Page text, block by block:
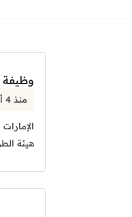
وظيفة
منذ 4 أسابيع
الإمارات
هيئة